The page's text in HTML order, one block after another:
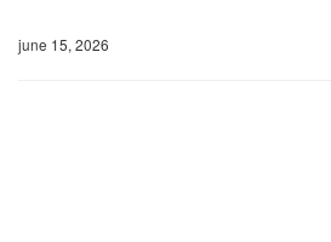
june 15, 2026